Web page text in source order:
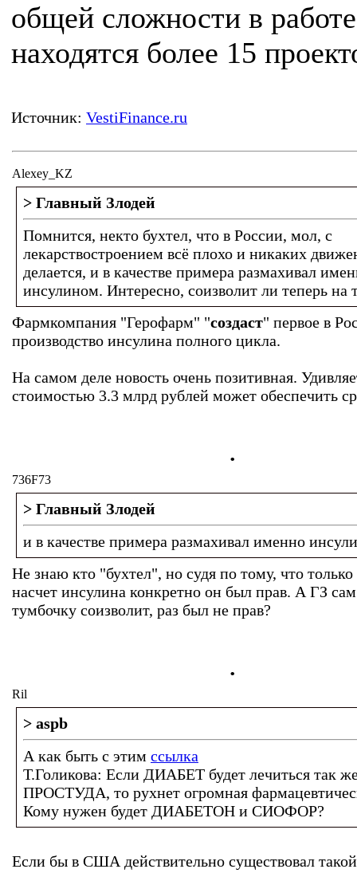
общей сложности в работе
находятся более 15
Источник: VestiFinance.ru
Alexey_KZ
> Главный Злодей
Помнится, некто бухтел, что в России, мол, с
лекарствостроением всё плохо и никаких
делается, и в качестве примера размахивал
инсулином. Интересно, соизволит ли теперь на
Фармкомпания "Герофарм" "создаст" первое в
производство инсулина полного цикла.
На самом деле новость очень позитивная.
стоимостью 3.3 млрд рублей может обеспечить
.
736F73
> Главный Злодей
и в качестве примера размахивал именно
Не знаю кто "бухтел", но судя по тому, что только
насчет инсулина конкретно он был прав. А ГЗ
тумбочку соизволит, раз был не прав?
.
Ril
> aspb
А как быть с этим ссылка
Т.Голикова: Если ДИАБЕТ будет лечиться так
ПРОСТУДА, то рухнет огромная
Кому нужен будет ДИАБЕТОН и СИОФОР?
Если бы в США действительно существовал такой